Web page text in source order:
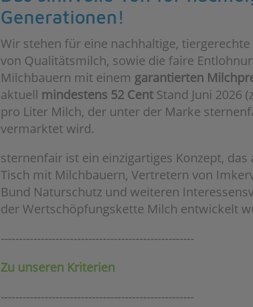
Generationen!
Wir stehen für eine nachhaltige, tiergerechte
von Qualitätsmilch, sowie die faire
Milchbauern mit einem garantierten
aktuell mindestens 52 Cent Stand Juni 2026
pro Liter Milch, der unter der Marke
vermarktet wird.
sternenfair ist ein einzigartiges Konzept, das
Tisch mit Milchbauern, Vertretern von
Bund Naturschutz und weiteren
der Wertschöpfungskette Milch entwickelt
-----------------------------------------------------
Zu unseren Kriterien
-----------------------------------------------------